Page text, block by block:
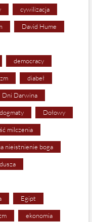
cywilizacja
David Hume
democracy
diabeł
Dni Darwina
dogmaty Dołowy
milczenia
nieistnienie boga
dusza
Egipt
ekonomia